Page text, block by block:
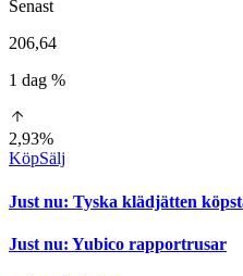
Senast
206,64
1 dag %
2,93%
KöpSälj
Just nu: Tyska klädjätten
Just nu: Yubico rapportrusar